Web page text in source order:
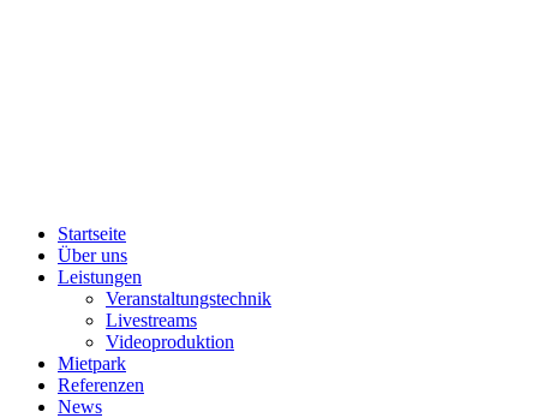
Startseite
Über uns
Leistungen
Veranstaltungstechnik
Livestreams
Videoproduktion
Mietpark
Referenzen
News